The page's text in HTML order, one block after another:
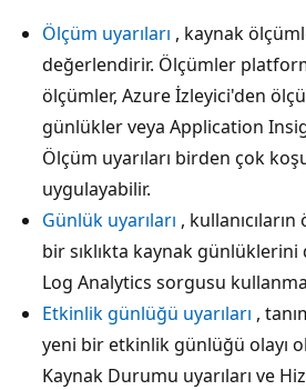
Ölçüm uyarıları , kaynak
değerlendirir. Ölçümler
ölçümler, Azure İzleyici'den
günlükler veya Application
Ölçüm uyarıları birden çok
uygulayabilir.
Günlük uyarıları ,
bir sıklıkta kaynak
Log Analytics sorgusu
Etkinlik günlüğü uyarıları ,
yeni bir etkinlik günlüğü olayı
Kaynak Durumu uyarıları ve